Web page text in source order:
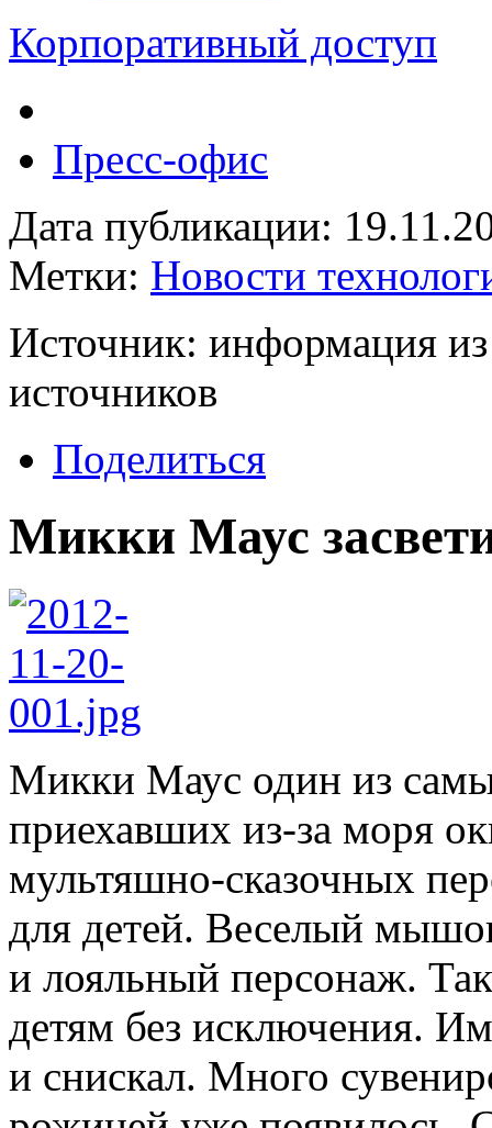
Корпоративный доступ
Пресс-офис
Дата публикации:
Метки: Новости
Источник: информация
источников
Поделиться
Микки Маус
Микки Маус один из
приехавших из-за моря
мультяшно-сказочных
для детей. Веселый
и лояльный персонаж.
детям без исключения.
и снискал. Много